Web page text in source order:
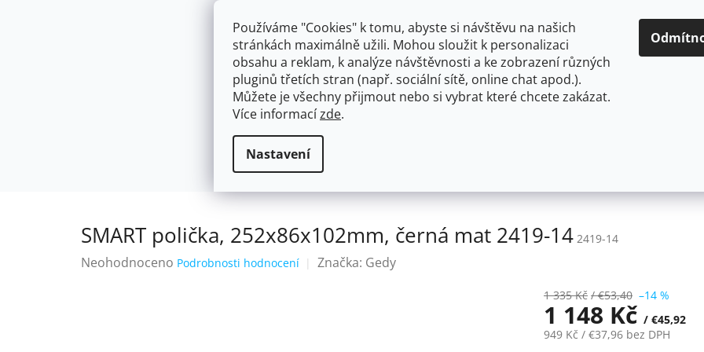
Používáme "Cookies" k tomu, abyste si návštěvu na našich
stránkách maximálně užili. Mohou sloužit k personalizaci
obsahu a reklam, k analýze návštěvnosti a ke zobrazení různých
pluginů třetích stran (např. sociální sítě, online chat apod.).
Můžete je všechny přijmout nebo si vybrat které chcete zakázat.
Více informacízde.
Nastavení
HLEDAT
NÁSTĚNNÉ 150/100MM SE SPRCHOU
Police a Poličky do Kuchyně a Koupelny
SMART polička, 252x86x102mm, černá mat 2419-14 2419-14
Průměrné
Neohodnoceno Podrobnosti hodnocení Značka: Gedy
1 335 Kč / €53,40 –14 %
1 148 Kč / €45,92
949 Kč / €37,96 bez DPH